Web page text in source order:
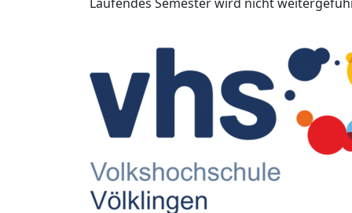
Laufendes Semester wird nicht